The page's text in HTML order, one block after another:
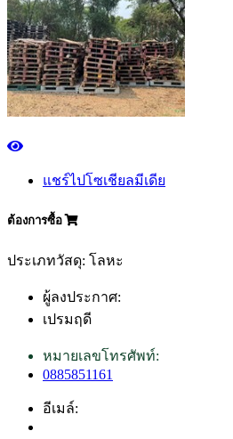
แชร์ไปโซเชียลมีเดีย
ต้องการซื้อ
ประเภทวัสดุ: โลหะ
ผู้ลงประกาศ:
เปรมฤดี
หมายเลขโทรศัพท์:
0885851161
อีเมล์: